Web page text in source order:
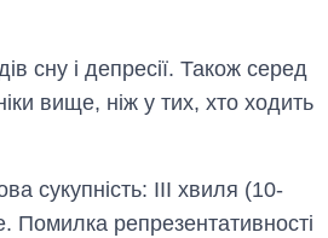
сну і депресії. Також серед
вище, ніж у тих, хто ходить
сукупність: ІІІ хвиля (10-
Помилка репрезентативності